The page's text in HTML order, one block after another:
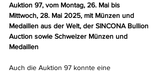
Auktion 97, vom Montag, 26. Mai bis
Mittwoch, 28. Mai 2025, mit Münzen und
Medaillen aus der Welt, der SINCONA Bullion
Auction sowie Schweizer Münzen und
Medaillen
Auch die Auktion 97 konnte eine